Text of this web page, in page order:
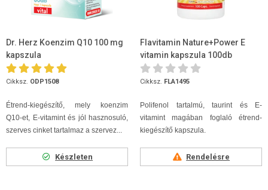
Dr. Herz Koenzim Q10 100 mg
kapszula
Cikksz. ODP1508
Étrend-kiegészítő, mely koenzim
Q10-et, E-vitamint és jól hasznosuló,
szerves cinket tartalmaz a szervez...
Készleten
Flavitamin Nature+Power E
vitamin kapszula 100db
Cikksz. FLA1495
Polifenol tartalmú, taurint és E-
vitamint magában foglaló étrend-
kiegészítő kapszula.
Rendelésre